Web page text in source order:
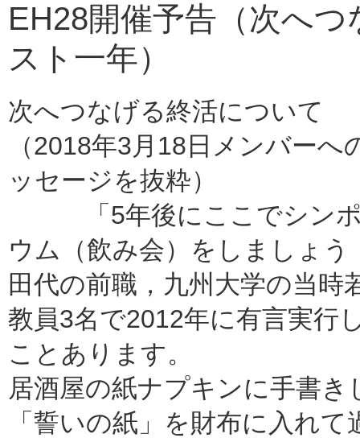
EH28開催予告（次へ
スト一年）
次へつなげる終活について
（2018年3月18日メンバーへ
ッセージを抜粋）
「5年後にここでシン
ウム（飲み会）をしましょう
田代の前職，九州大学の当時
教員3名で2012年に有言実行
ことあります。
居酒屋の紙ナプキンに手書き
「誓いの紙」を財布に入れて